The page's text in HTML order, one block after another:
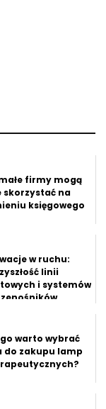
firmy mogą
skorzystać na
księgowego
w ruchu:
linii
i systemów
warto wybrać
do zakupu lamp